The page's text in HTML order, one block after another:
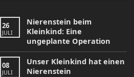
26
JULI
Nierenstein beim
Kleinkind: Eine
ungeplante Operation
08
JULI
Unser Kleinkind hat einen
Nierenstein